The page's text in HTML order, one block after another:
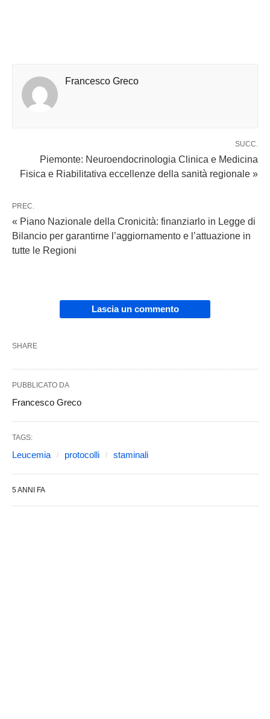
Francesco Greco
SUCC.
Piemonte: Neuroendocrinologia Clinica e Medicina
Fisica e Riabilitativa eccellenze della sanità regionale »
PREC.
« Piano Nazionale della Cronicità: finanziarlo in Legge di
Bilancio per garantirne l’aggiornamento e l’attuazione in
tutte le Regioni
Lascia un commento
SHARE
PUBBLICATO DA
Francesco Greco
TAGS:
Leucemia protocolli staminali
5 ANNI FA